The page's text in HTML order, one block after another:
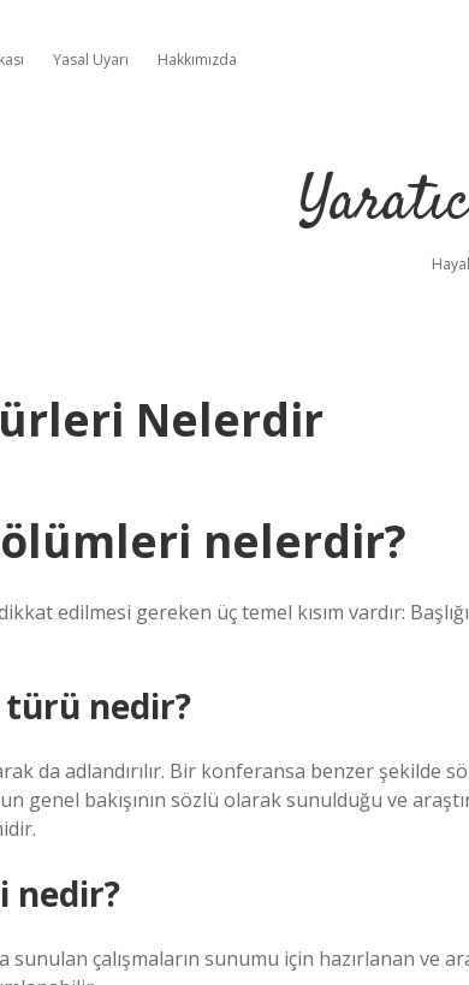
Yasal Uyarı Hakkımızda
Nelerdir
nelerdir?
edilmesi gereken üç temel kısım vardır:
türü nedir?
da adlandırılır. Bir konferansa benzer şekilde
genel bakışının sözlü olarak sunulduğu ve
nedir?
çalışmaların sunumu için hazırlanan ve